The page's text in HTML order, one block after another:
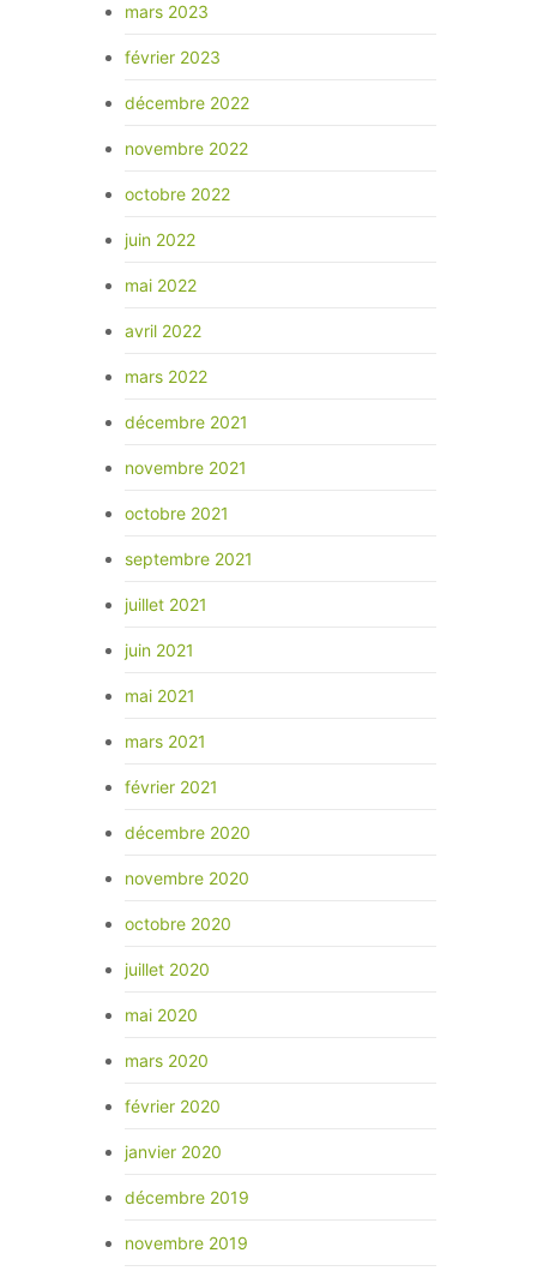
mars 2023
février 2023
décembre 2022
novembre 2022
octobre 2022
juin 2022
mai 2022
avril 2022
mars 2022
décembre 2021
novembre 2021
octobre 2021
septembre 2021
juillet 2021
juin 2021
mai 2021
mars 2021
février 2021
décembre 2020
novembre 2020
octobre 2020
juillet 2020
mai 2020
mars 2020
février 2020
janvier 2020
décembre 2019
novembre 2019